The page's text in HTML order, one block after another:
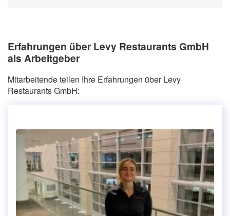
Erfahrungen über Levy Restaurants GmbH
als Arbeitgeber
Mitarbeitende teilen Ihre Erfahrungen über Levy
Restaurants GmbH: